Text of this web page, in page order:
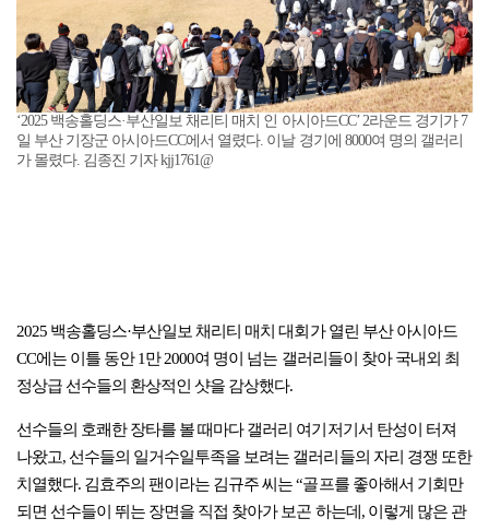
‘2025 백송홀딩스·부산일보 채리티 매치 인 아시아드CC’ 2라운드 경기가 7
일 부산 기장군 아시아드CC에서 열렸다. 이날 경기에 8000여 명의 갤러리
가 몰렸다. 김종진 기자 kjj1761@
2025 백송홀딩스·부산일보 채리티 매치 대회가 열린 부산 아시아드
CC에는 이틀 동안 1만 2000여 명이 넘는 갤러리들이 찾아 국내외 최
정상급 선수들의 환상적인 샷을 감상했다.
선수들의 호쾌한 장타를 볼 때마다 갤러리 여기저기서 탄성이 터져
나왔고, 선수들의 일거수일투족을 보려는 갤러리들의 자리 경쟁 또한
치열했다. 김효주의 팬이라는 김규주 씨는 “골프를 좋아해서 기회만
되면 선수들이 뛰는 장면을 직접 찾아가 보곤 하는데, 이렇게 많은 관